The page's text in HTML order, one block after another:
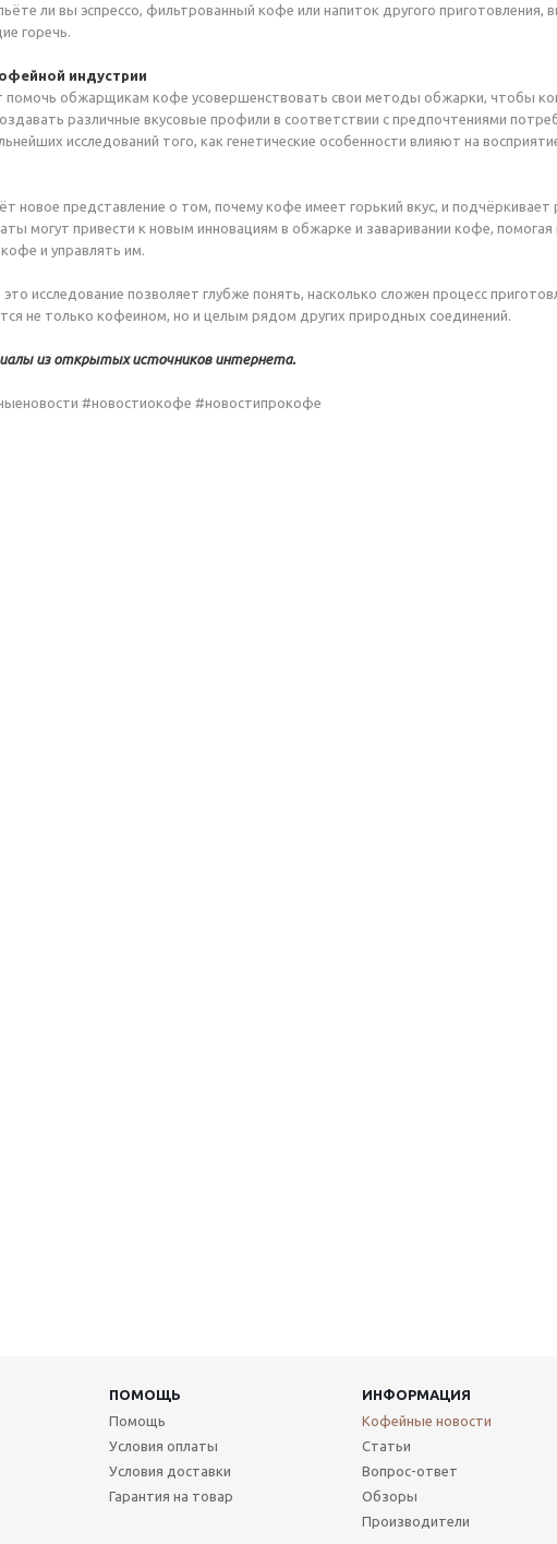
ли вы эспрессо, фильтрованный кофе или напиток другого приготовления,
горечь.
индустрии
обжарщикам кофе усовершенствовать свои методы обжарки, чтобы
различные вкусовые профили в соответствии с предпочтениями
исследований того, как генетические особенности влияют на
новое представление о том, почему кофе имеет горький вкус, и
могут привести к новым инновациям в обжарке и заваривании кофе,
и управлять им.
исследование позволяет глубже понять, насколько сложен процесс
не только кофеином, но и целым рядом других природных соединений.
из открытых источников интернета.
#новостиокофе #новостипрокофе
ПОМОЩЬ
ИНФОРМАЦИЯ
Помощь
Условия оплаты
Условия доставки
Гарантия на товар
Кофейные новости
Статьи
Вопрос-ответ
Обзоры
Производители